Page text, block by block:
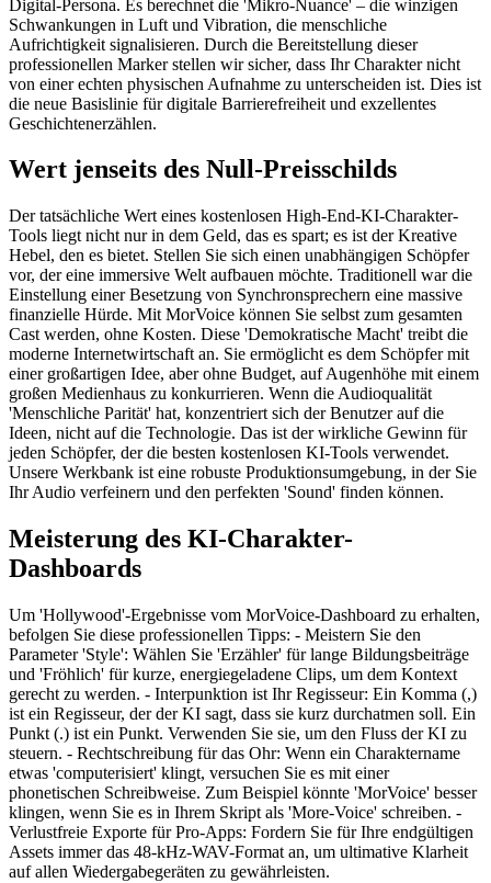
Digital-Persona. Es berechnet die 'Mikro-Nuance' – die winzigen
Schwankungen in Luft und Vibration, die menschliche
Aufrichtigkeit signalisieren. Durch die Bereitstellung dieser
professionellen Marker stellen wir sicher, dass Ihr Charakter nicht
von einer echten physischen Aufnahme zu unterscheiden ist. Dies ist
die neue Basislinie für digitale Barrierefreiheit und exzellentes
Geschichtenerzählen.
Wert jenseits des Null-Preisschilds
Der tatsächliche Wert eines kostenlosen High-End-KI-Charakter-
Tools liegt nicht nur in dem Geld, das es spart; es ist der Kreative
Hebel, den es bietet. Stellen Sie sich einen unabhängigen Schöpfer
vor, der eine immersive Welt aufbauen möchte. Traditionell war die
Einstellung einer Besetzung von Synchronsprechern eine massive
finanzielle Hürde. Mit MorVoice können Sie selbst zum gesamten
Cast werden, ohne Kosten. Diese 'Demokratische Macht' treibt die
moderne Internetwirtschaft an. Sie ermöglicht es dem Schöpfer mit
einer großartigen Idee, aber ohne Budget, auf Augenhöhe mit einem
großen Medienhaus zu konkurrieren. Wenn die Audioqualität
'Menschliche Parität' hat, konzentriert sich der Benutzer auf die
Ideen, nicht auf die Technologie. Das ist der wirkliche Gewinn für
jeden Schöpfer, der die besten kostenlosen KI-Tools verwendet.
Unsere Werkbank ist eine robuste Produktionsumgebung, in der Sie
Ihr Audio verfeinern und den perfekten 'Sound' finden können.
Meisterung des KI-Charakter-
Dashboards
Um 'Hollywood'-Ergebnisse vom MorVoice-Dashboard zu erhalten,
befolgen Sie diese professionellen Tipps: - Meistern Sie den
Parameter 'Style': Wählen Sie 'Erzähler' für lange Bildungsbeiträge
und 'Fröhlich' für kurze, energiegeladene Clips, um dem Kontext
gerecht zu werden. - Interpunktion ist Ihr Regisseur: Ein Komma (,)
ist ein Regisseur, der der KI sagt, dass sie kurz durchatmen soll. Ein
Punkt (.) ist ein Punkt. Verwenden Sie sie, um den Fluss der KI zu
steuern. - Rechtschreibung für das Ohr: Wenn ein Charaktername
etwas 'computerisiert' klingt, versuchen Sie es mit einer
phonetischen Schreibweise. Zum Beispiel könnte 'MorVoice' besser
klingen, wenn Sie es in Ihrem Skript als 'More-Voice' schreiben. -
Verlustfreie Exporte für Pro-Apps: Fordern Sie für Ihre endgültigen
Assets immer das 48-kHz-WAV-Format an, um ultimative Klarheit
auf allen Wiedergabegeräten zu gewährleisten.